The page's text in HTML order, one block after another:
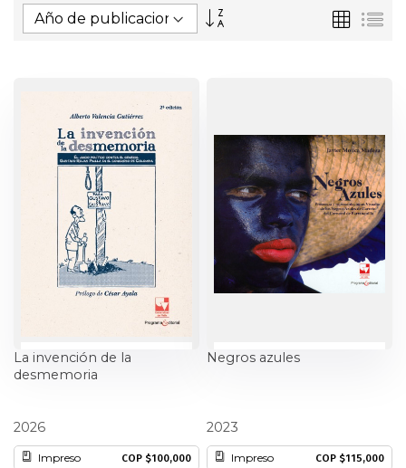
Artes escénicas
Ciencias
Ciencia política
Ciencias Sociales
Conflicto Armado
Construcción de paz
Derecho
Desarrollo
Diseño
Dirección
Parrilla
La invención de la
desmemoria
2026
Impreso COP $100,000
Negros azules
2023
Impreso COP $115,000